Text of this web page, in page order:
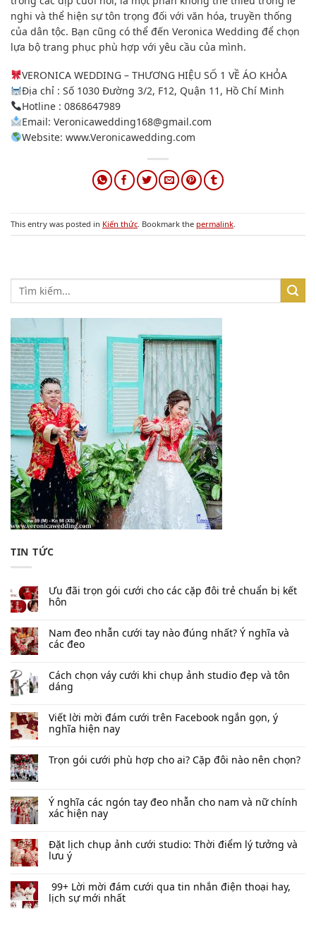
nghi và thể hiện sự tôn trọng đối với văn hóa, truyền thống
của dân tộc. Bạn cũng có thể đến Veronica Wedding để chọn
lựa bộ trang phục phù hợp với yêu cầu của mình.
VERONICA WEDDING – THƯƠNG HIỆU SỐ 1 VỀ ÁO KHỎA
Địa chỉ : Số 1030 Đường 3/2, F12, Quận 11, Hồ Chí Minh
Hotline : 0868647989
Email: Veronicawedding168@gmail.com
Website: www.Veronicawedding.com
This entry was posted in Kiến thức. Bookmark the permalink.
TIN TỨC
Ưu đãi trọn gói cưới cho các cặp đôi trẻ chuẩn bị kết
hôn
Nam đeo nhẫn cưới tay nào đúng nhất​? Ý nghĩa và
các đeo
Cách chọn váy cưới khi chụp ảnh studio đẹp và tôn
dáng
Viết lời mời đám cưới trên Facebook​ ngắn gọn, ý
nghĩa hiện nay
Trọn gói cưới phù hợp cho ai? Cặp đôi nào nên chọn?
Ý nghĩa các ngón tay đeo nhẫn cho nam và nữ chính
xác hiện nay
Đặt lịch chụp ảnh cưới studio: Thời điểm lý tưởng và
lưu ý
99+ Lời mời đám cưới qua tin nhắn​ điện thoại hay,
lịch sự mới nhất